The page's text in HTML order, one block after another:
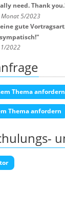
need. Thank you.
Monat 5/2023
gute
"
2022
Thema anfordern
Thema anfordern